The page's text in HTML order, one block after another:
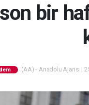
bir
(AA) - Anadolu Ajansı |